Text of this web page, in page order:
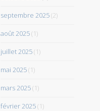
septembre 2025(2)
août 2025(1)
juillet 2025(1)
mai 2025(1)
mars 2025(1)
février 2025(1)